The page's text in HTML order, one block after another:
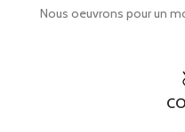
Nous oeuvrons pour un